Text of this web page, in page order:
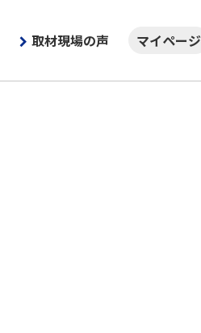
取材現場の声
マイページ